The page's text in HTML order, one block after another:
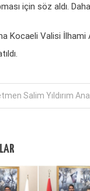
için söz aldı.
Kocaeli Valisi İlhami
Salim Yıldırım